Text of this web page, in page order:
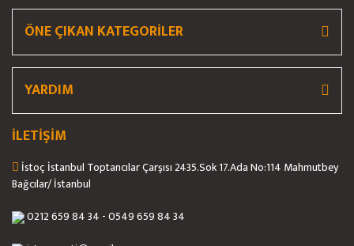
ÖNE ÇIKAN KATEGORİLER
YARDIM
İLETİŞİM
İstoç İstanbul Toptancılar Çarşısı 2435.Sok 17.Ada No:114 Mahmutbey
Bağcılar/ İstanbul
0212 659 84 34 - 0549 659 84 34